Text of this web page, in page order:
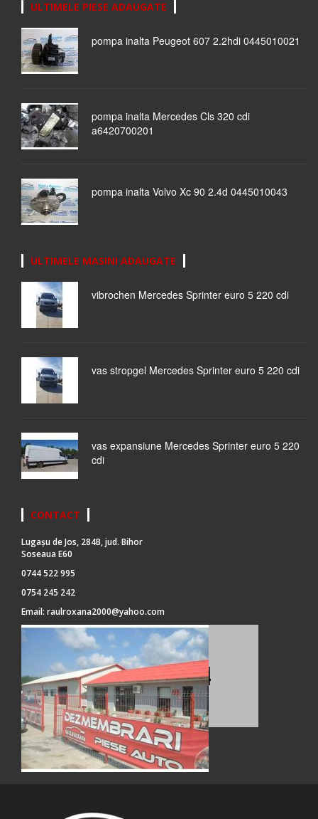
ULTIMELE PIESE ADAUGATE
pompa inalta Peugeot 607 2.2hdi 0445010021
pompa inalta Mercedes Cls 320 cdi
a6420700201
pompa inalta Volvo Xc 90 2.4d 0445010043
ULTIMELE MASINI ADAUGATE
vibrochen Mercedes Sprinter euro 5 220 cdi
vas stropgel Mercedes Sprinter euro 5 220 cdi
vas expansiune Mercedes Sprinter euro 5 220
cdi
CONTACT
Lugașu de Jos, 284B, jud. Bihor
Soseaua E60
0744 522 995
0754 245 242
Email: raulroxana2000@yahoo.com